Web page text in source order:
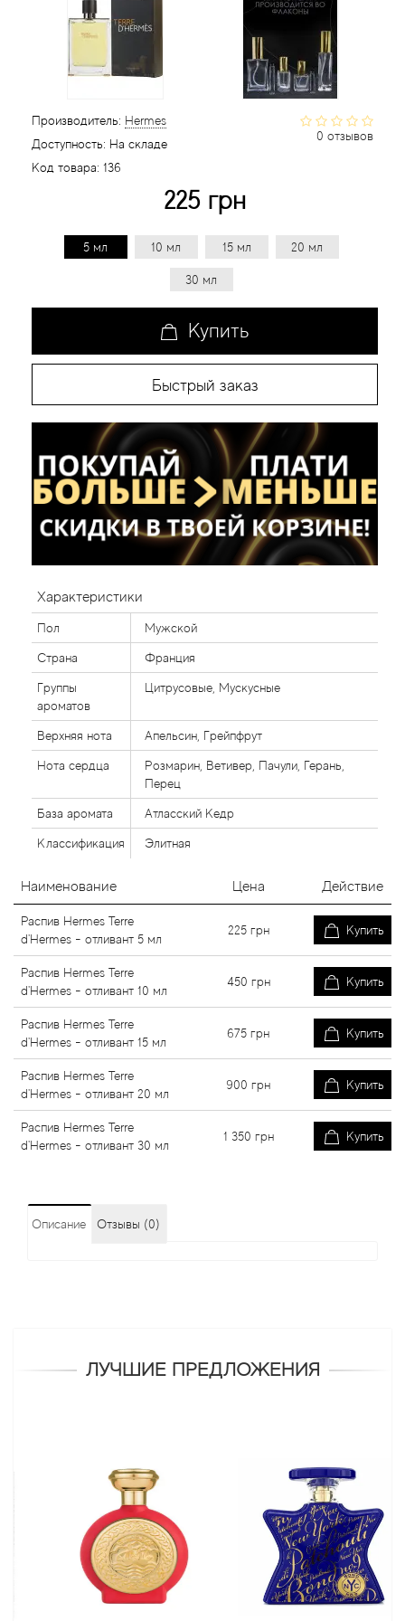
0 отзывов
Производитель: Hermes
Доступность: На складе
Код товара: 136
225 грн
5 мл 10 мл 15 мл 20 мл
30 мл
Купить
Быстрый заказ
Характеристики
Пол Мужской
Страна Франция
Группы
ароматов
Цитрусовые, Мускусные
Верхняя нота Апельсин, Грейпфрут
Нота сердца
Розмарин, Ветивер, Пачули, Герань,
Перец
База аромата Атласский Кедр
Классификация Элитная
Наименование Цена Действие
Распив Hermes Terre
d'Hermes - отливант 5 мл
225 грн Купить
Распив Hermes Terre
d'Hermes - отливант 10 мл
450 грн Купить
Распив Hermes Terre
d'Hermes - отливант 15 мл
675 грн Купить
Распив Hermes Terre
d'Hermes - отливант 20 мл
900 грн Купить
Распив Hermes Terre
d'Hermes - отливант 30 мл
1 350 грн Купить
Описание Отзывы (0)
ЛУЧШИЕ ПРЕДЛОЖЕНИЯ